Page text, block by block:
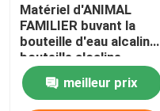
Matériel d'ANIMAL
FAMILIER buvant la
bouteille d'eau alcaline,
bouteille alcaline
d'Ionizer de l'eau
minéralemeilleur prix